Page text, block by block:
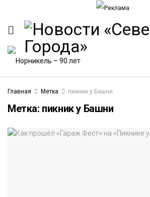
Главная Метка пикник у Башни
Метка: пикник у Башни